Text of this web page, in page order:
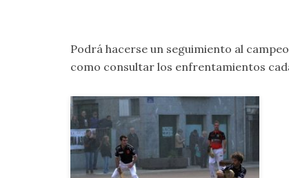
Podrá hacerse un seguimiento al
como consultar los enfrentamientos